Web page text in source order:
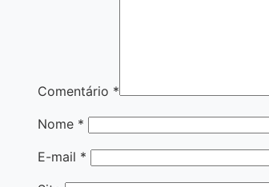
Comentário *
Nome *
E-mail *